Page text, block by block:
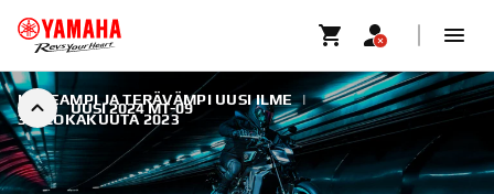
UUSI 2024 MT-09
KAPEAMPI JA TERÄVÄMPI UUSI ILME
|
30. LOKAKUUTA 2023